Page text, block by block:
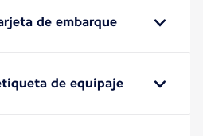
de embarque
de equipaje